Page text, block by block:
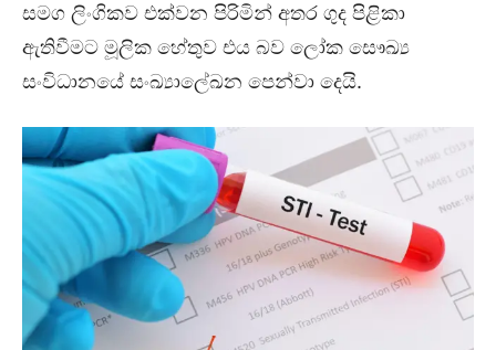
සමග ලිංගිකව එක්වන පිරිමින් අතර ගුද පිළිකා
ඇතිවීමට මූලික හේතුව එය බව ලෝක සෞඛ්‍ය
සංවිධානයේ සංඛ්‍යාලේඛන පෙන්වා දෙයි.